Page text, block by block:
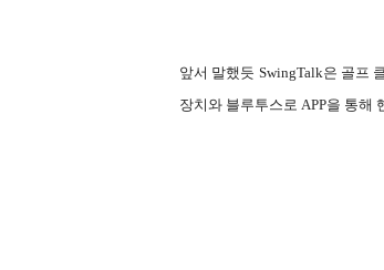
앞서 말했듯 SwingTalk은 골프
장치와 블루투스로 APP을 통해